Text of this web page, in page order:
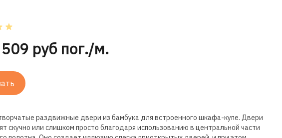
руб пог./м.
раздвижные двери из бамбука для встроенного шкафа-купе. Двери
скучно или слишком просто благодаря использованию в центральной части